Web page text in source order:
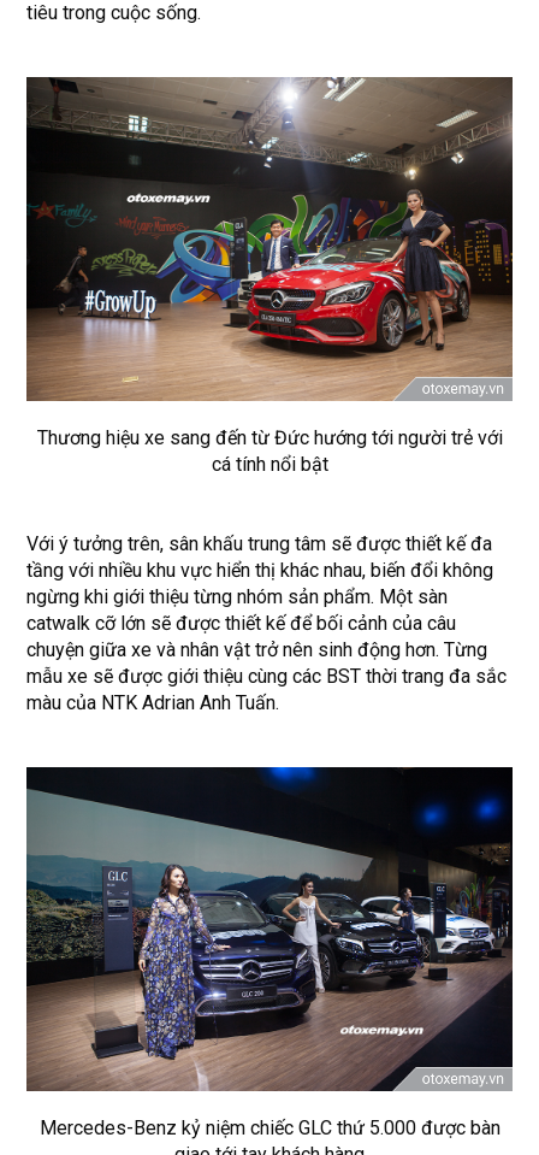
tiêu trong cuộc sống.
Thương hiệu xe sang đến từ Đức hướng tới người trẻ với
cá tính nổi bật
Với ý tưởng trên, sân khấu trung tâm sẽ được thiết kế đa
tầng với nhiều khu vực hiển thị khác nhau, biến đổi không
ngừng khi giới thiệu từng nhóm sản phẩm. Một sàn
catwalk cỡ lớn sẽ được thiết kế để bối cảnh của câu
chuyện giữa xe và nhân vật trở nên sinh động hơn. Từng
mẫu xe sẽ được giới thiệu cùng các BST thời trang đa sắc
màu của NTK Adrian Anh Tuấn.
Mercedes-Benz kỷ niệm chiếc GLC thứ 5.000 được bàn